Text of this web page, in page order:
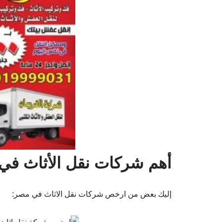
أهم شركات نقل الأثاث
إليك بعض من ارخص شركات نقل الاثاث في مصر: